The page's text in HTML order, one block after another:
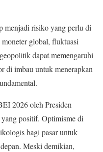
menjadi risiko yang perlu di
global, fluktuasi
dapat memengaruhi
di imbau untuk menerapkan
2026 oleh Presiden
positif. Optimisme di
bagi pasar untuk
Meski demikian,